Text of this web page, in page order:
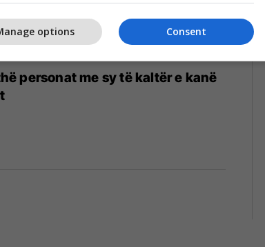
personat me sy të kaltër e kanë
Consent
options